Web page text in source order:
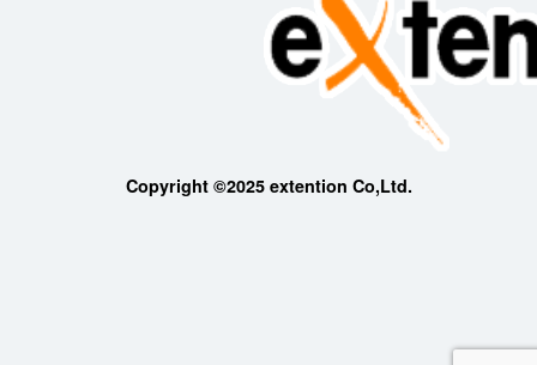
Copyright ©2025 extention Co,Ltd.